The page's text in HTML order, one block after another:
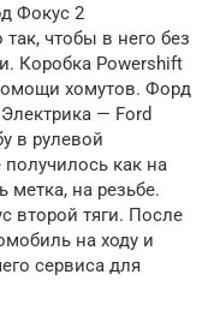
Фокус 2
чтобы в него без
Коробка Powershift
хомутов. Форд
— Ford
в рулевой
как на
метка, на резьбе.
второй тяги. После
на ходу и
сервиса для